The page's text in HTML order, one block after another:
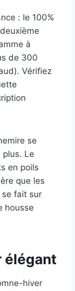
: le 100%
à
de 300
Vérifiez
se
plus. Le
en poils
que les
fait sur
housse
élégant
hiver